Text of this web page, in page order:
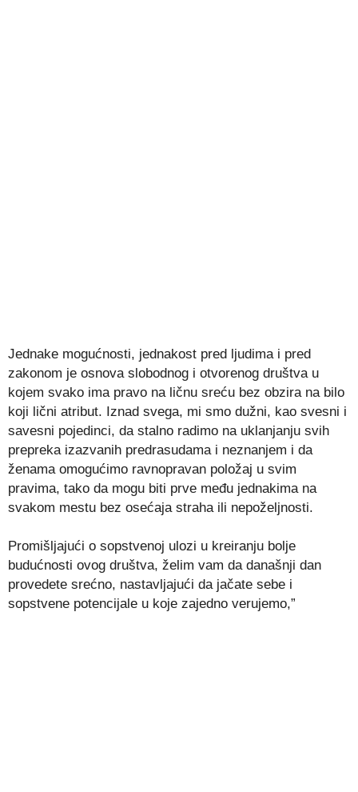
Jednake mogućnosti, jednakost pred ljudima i pred
zakonom je osnova slobodnog i otvorenog društva u
kojem svako ima pravo na ličnu sreću bez obzira na bilo
koji lični atribut. Iznad svega, mi smo dužni, kao svesni i
savesni pojedinci, da stalno radimo na uklanjanju svih
prepreka izazvanih predrasudama i neznanjem i da
ženama omogućimo ravnopravan položaj u svim
pravima, tako da mogu biti prve među jednakima na
svakom mestu bez osećaja straha ili nepoželjnosti.
Promišljajući o sopstvenoj ulozi u kreiranju bolje
budućnosti ovog društva, želim vam da današnji dan
provedete srećno, nastavljajući da jačate sebe i
sopstvene potencijale u koje zajedno verujemo,”